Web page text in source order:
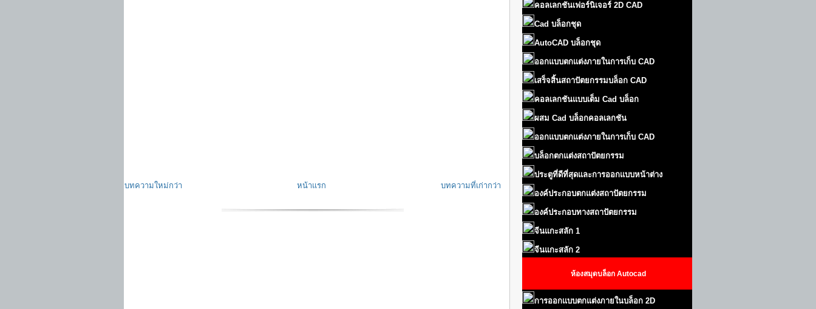
บทความใหม่กว่า บทความที่เก่ากว่า
หน้าแรก
คอลเลกชันเฟอร์นิเจอร์ 2D CAD
Cad บล็อกชุด
AutoCAD บล็อกชุด
ออกแบบตกแต่งภายในการเก็บ CAD
เสร็จสิ้นสถาปัตยกรรมบล็อก CAD
คอลเลกชันแบบเต็ม Cad บล็อก
ผสม Cad บล็อกคอลเลกชัน
ออกแบบตกแต่งภายในการเก็บ CAD
บล็อกตกแต่งสถาปัตยกรรม
ประตูที่ดีที่สุดและการออกแบบหน้าต่าง
องค์ประกอบตกแต่งสถาปัตยกรรม
องค์ประกอบทางสถาปัตยกรรม
จีนแกะสลัก 1
จีนแกะสลัก 2
ห้องสมุดบล็อก Autocad
การออกแบบตกแต่งภายในบล็อก 2D